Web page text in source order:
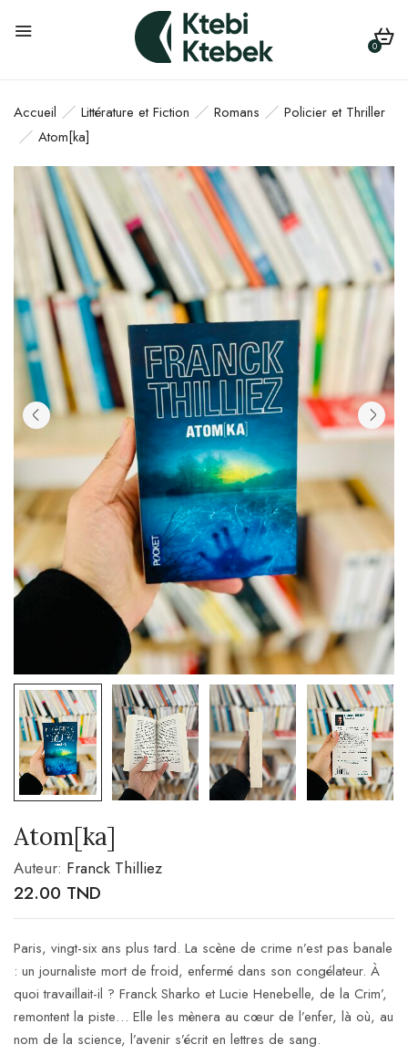
0
Accueil Littérature et Fiction Romans
Policier et Thriller
Atom[ka]
Atom[ka]
Auteur: Franck Thilliez
22.00 TND
Paris, vingt-six ans plus tard. La scène de crime n’est pas banale
: un journaliste mort de froid, enfermé dans son congélateur. À
quoi travaillait-il ? Franck Sharko et Lucie Henebelle, de la Crim’,
remontent la piste… Elle les mènera au cœur de l’enfer, là où, au
nom de la science, l’avenir s’écrit en lettres de sang.